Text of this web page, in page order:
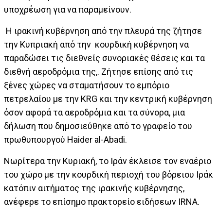
υποχρέωση για να παραμείνουν.
Η ιρακινή κυβέρνηση από την πλευρά της ζήτησε
την Κυπριακή από την κουρδική κυβέρνηση να
παραδώσει τις διεθνείς συνοριακές θέσεις και τα
διεθνή αεροδρόμια της,. Ζήτησε επίσης από τις
ξένες χώρες να σταματήσουν το εμπόριο
πετρελαίου με την KRG και την κεντρική κυβέρνηση
όσον αφορά τα αεροδρόμια και τα σύνορα, μια
δήλωση που δημοσιεύθηκε από το γραφείο του
πρωθυπουργού Haider al-Abadi.
Νωρίτερα την Κυριακή, το Ιράν έκλεισε τον εναέριο
του χώρο με την κουρδική περιοχή του βόρειου Ιράκ
κατόπιν αιτήματος της ιρακινής κυβέρνησης,
ανέφερε το επίσημο πρακτορείο ειδήσεων IRNA.